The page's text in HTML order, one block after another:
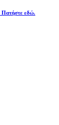
Πατήστε εδώ.